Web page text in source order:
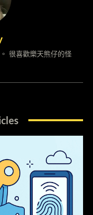
很喜歡樂天熊仔的怪